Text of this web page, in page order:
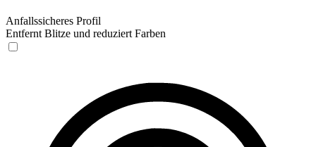
Anfallssicheres Profil
Entfernt Blitze und reduziert Farben